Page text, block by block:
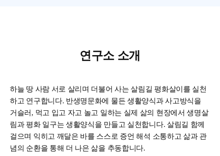
연구소 소개
하늘 땅 사람 서로 살리며 더불어 사는 살림길 평화살이를 실천
하고 연구합니다. 반생명문화에 물든 생활양식과 사고방식을
거슬러, 먹고 입고 자고 놀고 일하는 실제 삶의 현장에서 생명살
림과 평화 일구는 생활양식을 만들고 실천합니다. 살림길 함께
걸으며 익히고 깨달은 바를 스스로 증언 해석 소통하고 삶과 관
념의 순환을 통해 더 나은 삶을 추동합니다.